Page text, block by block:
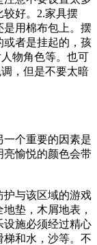
好。2.家具摆
是用棉布包上。摆
或者是挂起的，孩
物角色等。也可
，但是不要太暗
个重要的因素是
亮愉悦的颜色会带
护与该区域的游戏
垫，木屑地表，
设施必须经过精心
和水，沙等。不